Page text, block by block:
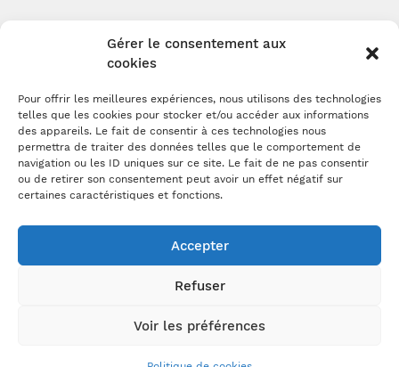
Gérer le consentement aux
cookies
Pour offrir les meilleures expériences, nous utilisons des technologies
telles que les cookies pour stocker et/ou accéder aux informations
des appareils. Le fait de consentir à ces technologies nous
permettra de traiter des données telles que le comportement de
navigation ou les ID uniques sur ce site. Le fait de ne pas consentir
ou de retirer son consentement peut avoir un effet négatif sur
certaines caractéristiques et fonctions.
Accepter
Refuser
Voir les préférences